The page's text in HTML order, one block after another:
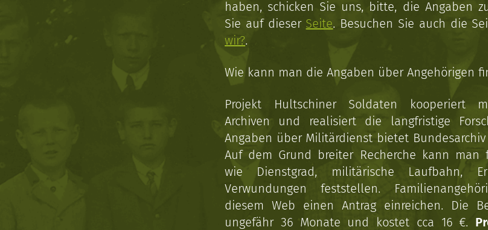
haben, schicken Sie uns, bitte, die Angaben
Sie auf dieser Seite. Besuchen Sie auch die
wir?.
Wie kann man die Angaben über Angehörigen
Projekt Hultschiner Soldaten kooperiert
Archiven und realisiert die langfristige
Angaben über Militärdienst bietet Bundesarchiv
Auf dem Grund breiter Recherche kann man
wie Dienstgrad, militärische Laufbahn,
Verwundungen feststellen.
diesem Web einen Antrag einreichen. Die
ungefähr 36 Monate und kostet cca 16 €.